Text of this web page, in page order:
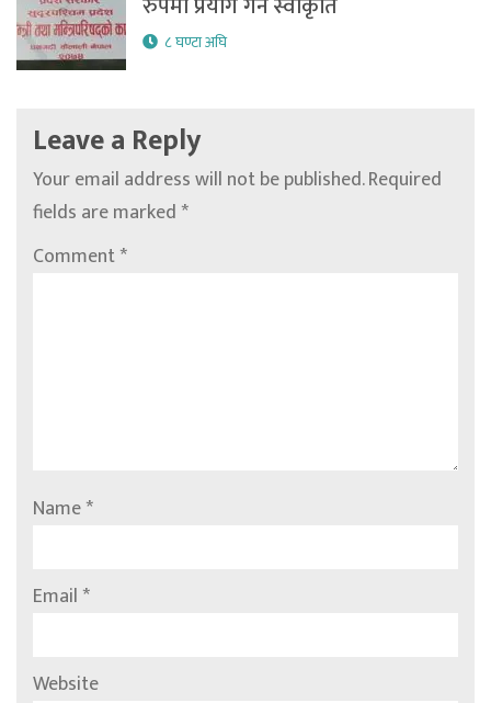
८ घण्टा अघि
Leave a Reply
Your email address will not be published.Required
fields are marked*
Comment*
Name*
Email*
Website